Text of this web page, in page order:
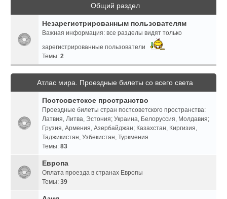
Общий раздел
Незарегистрированным пользователям
Важная информация: все разделы видят только
зарегистрированные пользователи
Темы:2
Атлас мира. Проездные билеты со всего света
Постсоветское пространство
Проездные билеты стран постсоветского пространства:
Латвия, Литва, Эстония; Украина, Белоруссия, Молдавия;
Грузия, Армения, Азербайджан; Казахстан, Киргизия,
Таджикистан, Узбекистан, Туркмения
Темы:83
Европа
Оплата проезда в странах Европы
Темы:39